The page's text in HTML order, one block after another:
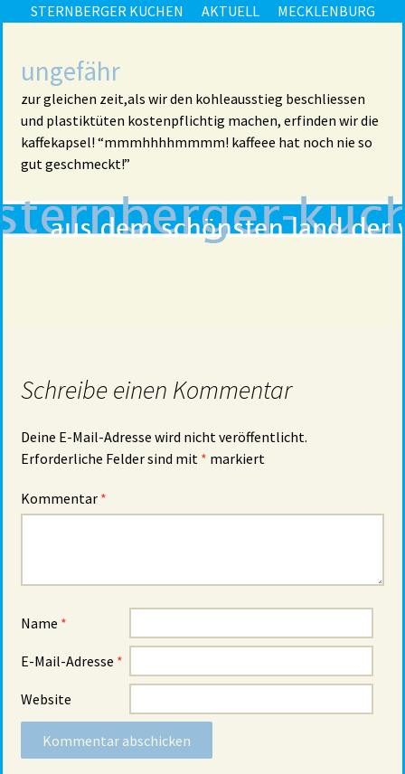
STERNBERGER KUCHEN AKTUELL MECKLENBURG
ungefähr
zur gleichen zeit,als wir den kohleausstieg beschliessen
und plastiktüten kostenpflichtig machen, erfinden wir die
kaffekapsel! “mmmhhhhmmmm! kaffeee hat noch nie so
gut geschmeckt!”
Schreibe einen Kommentar
Deine E-Mail-Adresse wird nicht veröffentlicht.
Erforderliche Felder sind mit * markiert
Kommentar *
Name *
E-Mail-Adresse *
Website